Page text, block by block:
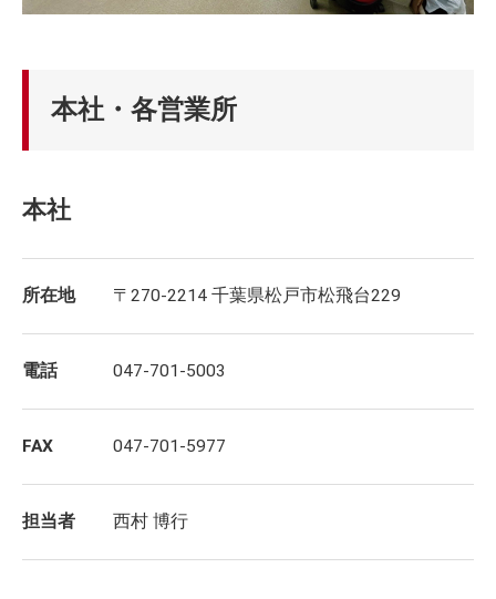
本社・各営業所
本社
所在地 〒270-2214 千葉県松戸市松飛台229
電話 047-701-5003
FAX 047-701-5977
担当者 西村 博行